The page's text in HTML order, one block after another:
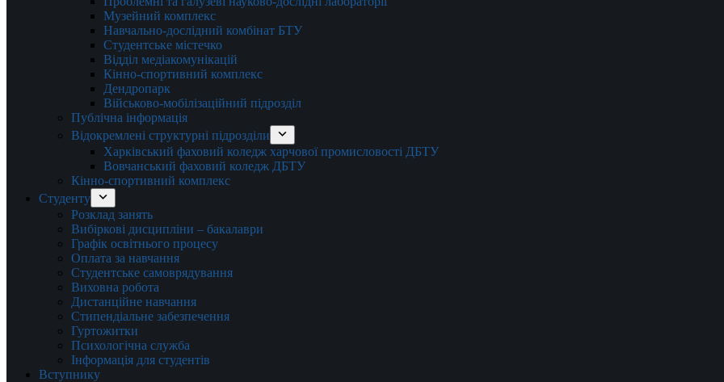
Музейний комплекс
Навчально-дослідний комбінат БТУ
Студентське містечко
Відділ медіакомунікацій
Кінно-спортивний комплекс
Дендропарк
Військово-мобілізаційний підрозділ
Публічна інформація
Відокремлені структурні підрозділи
Харківський фаховий коледж харчової промисловості ДБТУ
Вовчанський фаховий коледж ДБТУ
Кінно-спортивний комплекс
Студенту
Розклад занять
Вибіркові дисципліни – бакалаври
Графік освітнього процесу
Оплата за навчання
Студентське самоврядування
Виховна робота
Дистанційне навчання
Стипендіальне забезпечення
Гуртожитки
Психологічна служба
Інформація для студентів
Вступнику